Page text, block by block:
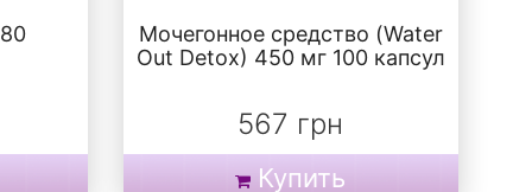
Мочегонное средство (Water
Out Detox) 450 мг 100 капсул
567 грн
Купить